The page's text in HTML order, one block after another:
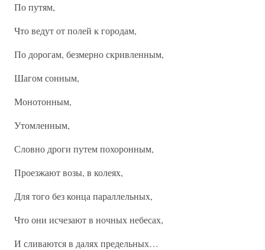
По путям,
Что ведут от полей к городам,
По дорогам, безмерно скривленным,
Шагом сонным,
Монотонным,
Утомленным,
Словно дроги путем похоронным,
Проезжают возы, в колеях,
Для того без конца параллельных,
Что они исчезают в ночных небесах,
И сливаются в далях предельных…